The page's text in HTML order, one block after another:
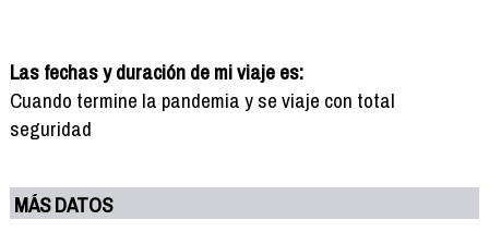
Las fechas y duración de mi viaje es:
Cuando termine la pandemia y se viaje con total
seguridad
MÁS DATOS